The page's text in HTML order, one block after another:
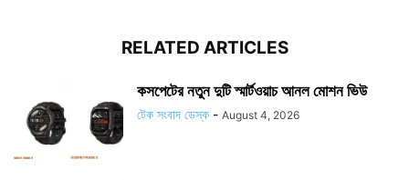
RELATED ARTICLES
কসপেটের নতুন দুটি স্মার্টওয়াচ আনল মোশন ভিউ
টেক সংবাদ ডেস্ক - August 4, 2026